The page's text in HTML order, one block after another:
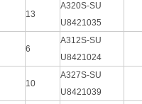
13
A320S-SU
U8421035
6
A312S-SU
U8421024
10
A327S-SU
U8421039